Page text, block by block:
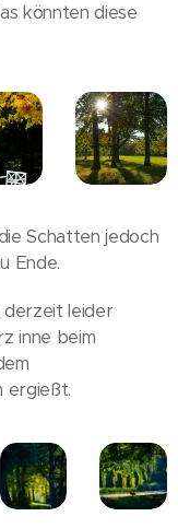
könnten diese
Schatten jedoch
Ende.
derzeit leider
inne beim
ergießt.